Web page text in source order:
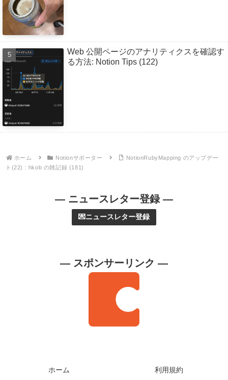
Web 公開ページのアナリティクスを確認す
る方法: Notion Tips (122)
ホーム Notionサポーター
NotionRubyMapping のアップデー
ト(22) : hkob の雑記録 (181)
— ニュースレター登録 —
💌ニュースレター登録
— スポンサーリンク —
ホーム 利用規約